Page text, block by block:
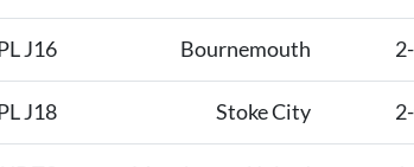
J16 Bournemouth
J18 Stoke City